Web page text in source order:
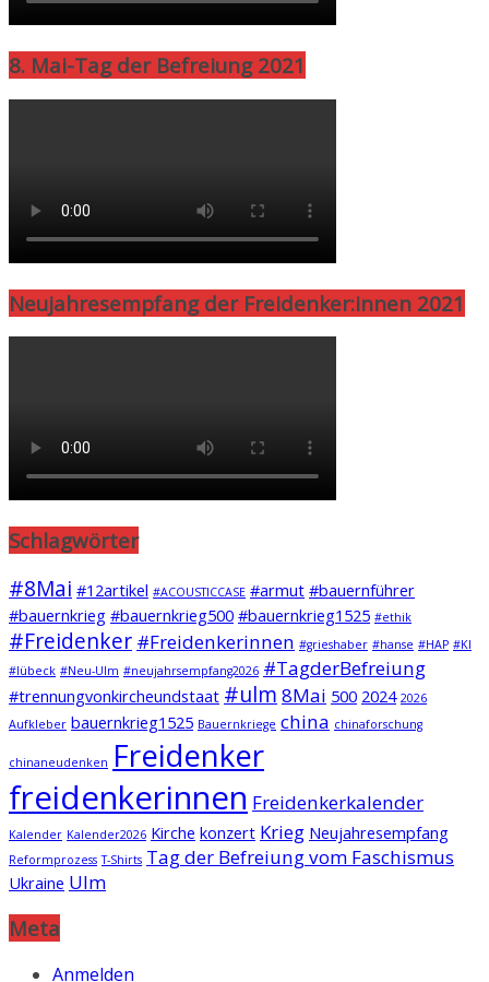
8. Mai-Tag der Befreiung 2021
Neujahresempfang der Freidenker:innen 2021
Schlagwörter
#8Mai #12artikel #ACOUSTICCASE #armut #bauernführer
#bauernkrieg #bauernkrieg500 #bauernkrieg1525 #ethik
#Freidenker #Freidenkerinnen #grieshaber #hanse #HAP #KI
#lübeck #Neu-Ulm #neujahrsempfang2026 #TagderBefreiung
#trennungvonkircheundstaat #ulm 8Mai 500 2024 2026
Aufkleber bauernkrieg1525 Bauernkriege china chinaforschung
chinaneudenken Freidenker
freidenkerinnen Freidenkerkalender
Kalender Kalender2026 Kirche konzert Krieg Neujahresempfang
Reformprozess T-Shirts Tag der Befreiung vom Faschismus
Ukraine Ulm
Meta
Anmelden